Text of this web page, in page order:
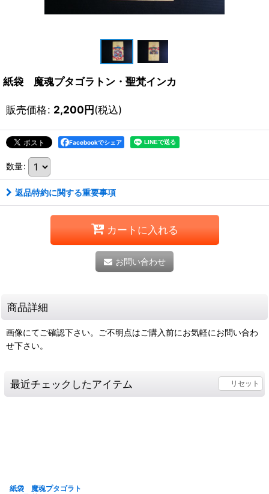
紙袋 魔魂プタゴラトン・聖梵インカ
販売価格: 2,200円(税込)
Facebookでシェア
数量:
返品特約に関する重要事項
カートに入れる
お問い合わせ
商品詳細
画像にてご確認下さい。ご不明点はご購入前にお気軽にお問い合わ
せ下さい。
最近チェックしたアイテム リセット
紙袋 魔魂プタゴラト